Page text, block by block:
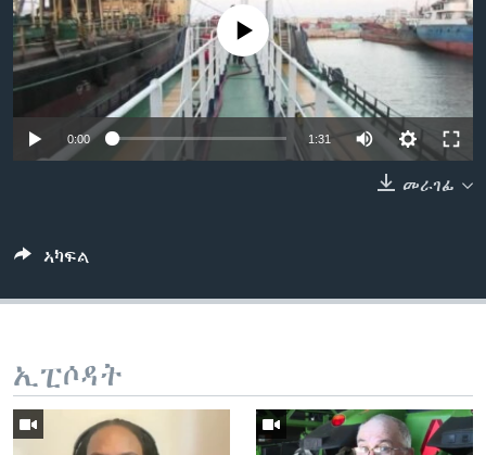
ቂሔ ጽልሚ
ቋንቋታትNo media source currently available
0:00 1:31
መራገፊ
ኣካፍል
ኢፒሶዳት